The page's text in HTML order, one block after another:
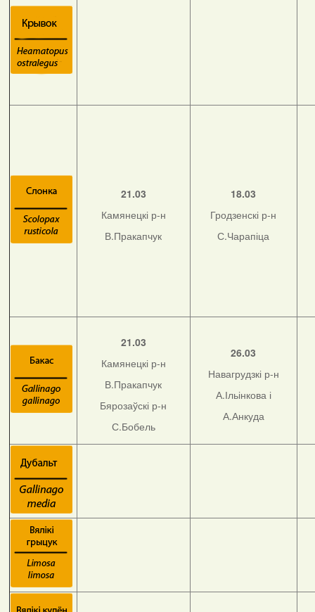
21.03
Камянецкі р-н
В.Пракапчук
18.03
Гродзенскі р-н
С.Чарапіца
21.03
Камянецкі р-н
В.Пракапчук
Бярозаўскі р-н
С.Бобель
26.03
Навагрудзкі р-н
А.Ільінкова і
А.Анкуда